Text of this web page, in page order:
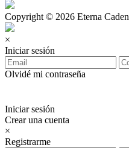
Copyright © 2026 Eterna
×
Iniciar sesión
Olvidé mi contraseña
Iniciar sesión
Crear una cuenta
×
Registrarme